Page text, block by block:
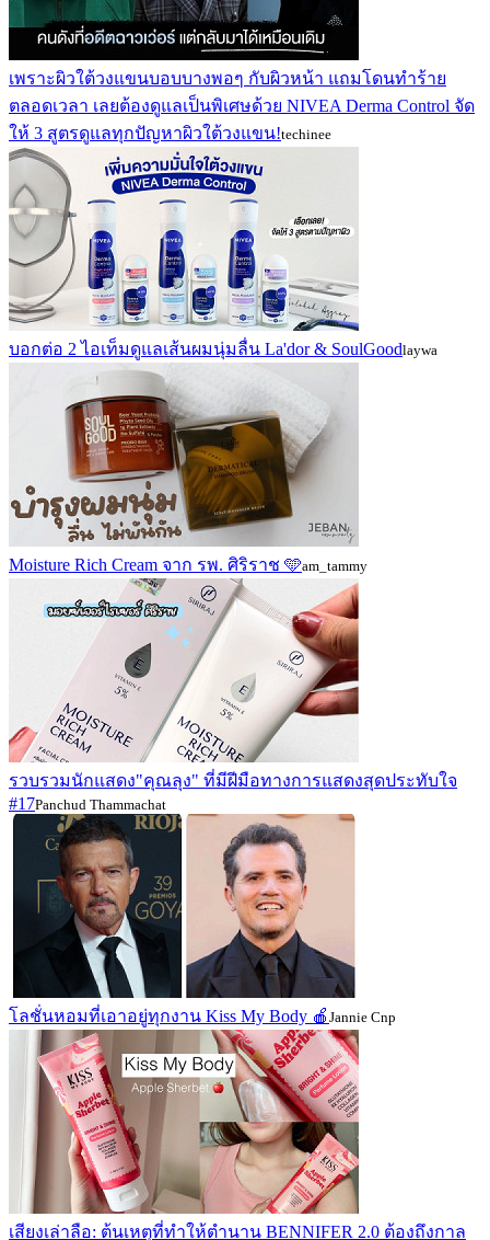
เพราะผิวใต้วงแขนบอบบางพอๆ กับผิวหน้า แถมโดนทำร้าย
ตลอดเวลา เลยต้องดูแลเป็นพิเศษด้วย NIVEA Derma Control จัด
ให้ 3 สูตรดูแลทุกปัญหาผิวใต้วงแขน!techinee
บอกต่อ 2 ไอเท็มดูแลเส้นผมนุ่มลื่น La'dor & SoulGoodlaywa
Moisture Rich Cream จาก รพ. ศิริราช 🩵am_tammy
รวบรวมนักแสดง"คุณลุง" ที่มีฝีมือทางการแสดงสุดประทับใจ
#17Panchud Thammachat
โลชั่นหอมที่เอาอยู่ทุกงาน Kiss My Body 🍎 Jannie Cnp
เสียงเล่าลือ: ต้นเหตุที่ทำให้ตำนาน BENNIFER 2.0 ต้องถึงกาล